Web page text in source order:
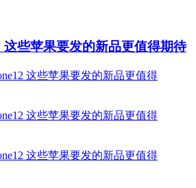
这些苹果要发的新品更值得期待